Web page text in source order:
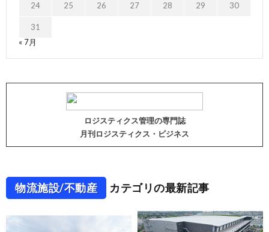
24 25 26 27 28 29 30
31
« 7月
ロジスティクス管理の専門誌
月刊ロジスティクス・ビジネス
物流施設/不動産 カテゴリの最新記事